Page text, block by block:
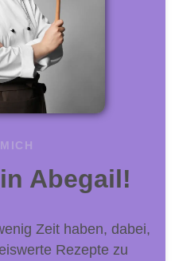
Abegail!
Zeit haben, dabei,
Rezepte zu